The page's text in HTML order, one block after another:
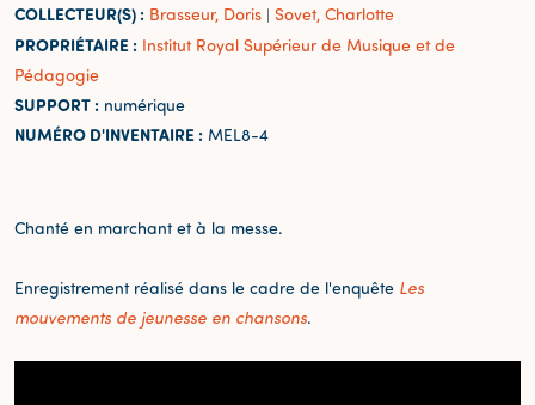
COLLECTEUR(S) : Brasseur, Doris | Sovet, Charlotte
PROPRIÉTAIRE : Institut Royal Supérieur de Musique et de
Pédagogie
SUPPORT : numérique
NUMÉRO D'INVENTAIRE : MEL8-4
Chanté en marchant et à la messe.
Enregistrement réalisé dans le cadre de l'enquête Les
mouvements de jeunesse en chansons.